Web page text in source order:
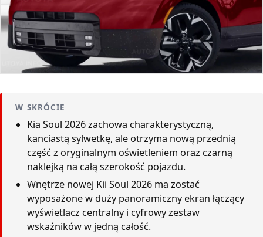
W SKRÓCIE
Kia Soul 2026 zachowa charakterystyczną,
kanciastą sylwetkę, ale otrzyma nową przednią
część z oryginalnym oświetleniem oraz czarną
naklejką na całą szerokość pojazdu.
Wnętrze nowej Kii Soul 2026 ma zostać
wyposażone w duży panoramiczny ekran łączący
wyświetlacz centralny i cyfrowy zestaw
wskaźników w jedną całość.